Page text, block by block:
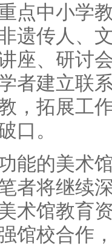
点中小学
遗传人、
座、研讨
者建立联
，拓展工
口。
能的美术
者将继续
术馆教育
馆校合作